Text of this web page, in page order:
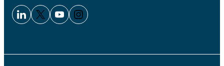
Linkedin - Clariane
Twitter - Clariane
Youtube - Clariane
Instagram - Clariane